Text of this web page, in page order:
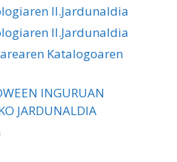
II.Jardunaldia
II.Jardunaldia
Katalogoaren
INGURUAN
JARDUNALDIA